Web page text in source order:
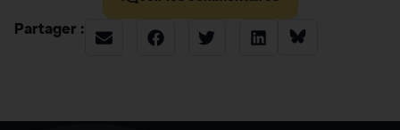
Partager :